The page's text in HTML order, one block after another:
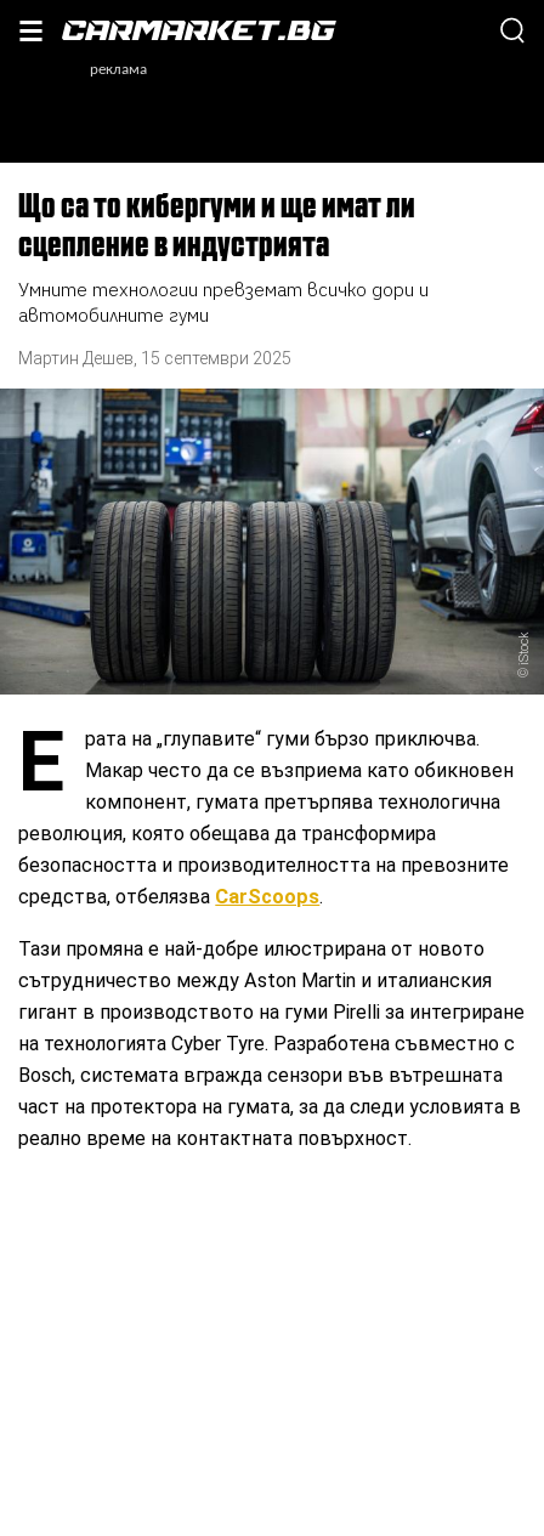
Що са то кибергуми и ще имат ли
сцепление в индустрията
Умните технологии превземат всичко дори и
автомобилните гуми
Мартин Дешев 15 септември 2025
iStock
Е
рата на „глупавите“ гуми бързо приключва.
Макар често да се възприема като обикновен
компонент, гумата претърпява технологична
революция, която обещава да трансформира
безопасността и производителността на превозните
средства, отбелязва CarScoops.
Тази промяна е най-добре илюстрирана от новото
сътрудничество между Aston Martin и италианския
гигант в производството на гуми Pirelli за интегриране
на технологията Cyber ​​Tyre. Разработена съвместно с
Bosch, системата вгражда сензори във вътрешната
част на протектора на гумата, за да следи условията в
реално време на контактната повърхност.